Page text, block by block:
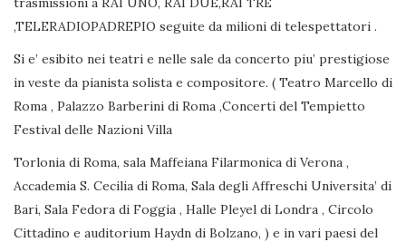
,TELERADIOPADREPIO seguite da milioni di telespettatori .
Si e’ esibito nei teatri e nelle sale da concerto piu’ prestigiose
in veste da pianista solista e compositore. ( Teatro Marcello di
Roma , Palazzo Barberini di Roma ,Concerti del Tempietto
Festival delle Nazioni Villa
Torlonia di Roma, sala Maffeiana Filarmonica di Verona ,
Accademia S. Cecilia di Roma, Sala degli Affreschi Universita’ di
Bari, Sala Fedora di Foggia , Halle Pleyel di Londra , Circolo
Cittadino e auditorium Haydn di Bolzano, ) e in vari paesi del